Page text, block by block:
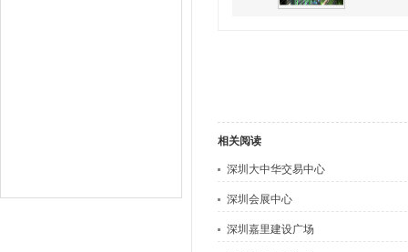
相关阅读
深圳大中华交易中心
深圳会展中心
深圳嘉里建设广场